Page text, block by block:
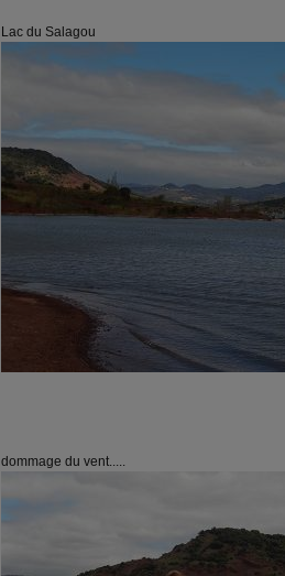
Lac du Salagou
dommage du vent.....